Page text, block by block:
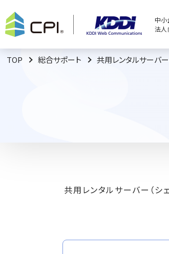
中小
法人
TOP 総合サポート 共用レンタルサーバ
共用レンタルサーバー（